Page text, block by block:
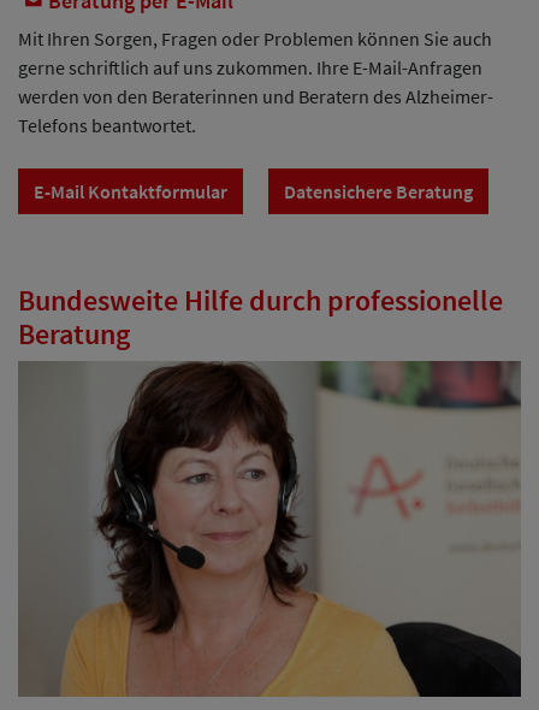
Mit Ihren Sorgen, Fragen oder Problemen können Sie auch
gerne schriftlich auf uns zukommen. Ihre E-Mail-Anfragen
werden von den Beraterinnen und Beratern des Alzheimer-
Telefons beantwortet.
E-Mail Kontaktformular Datensichere Beratung
Bundesweite Hilfe durch professionelle
Beratung